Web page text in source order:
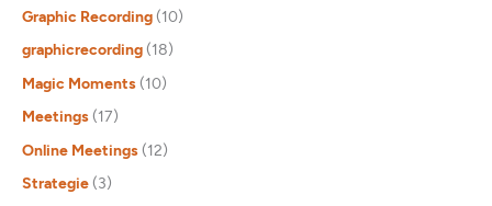
Graphic Recording (10)
graphicrecording (18)
Magic Moments (10)
Meetings (17)
Online Meetings (12)
Strategie (3)